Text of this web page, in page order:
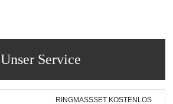
Unser Service
RINGMASSSET KOSTENLOS